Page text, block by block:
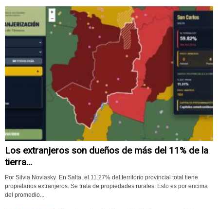
Los extranjeros son dueños de más del 11% de la
tierra...
Por Silvia Noviasky En Salta, el 11.27% del territorio provincial total tiene
propietarios extranjeros. Se trata de propiedades rurales. Esto es por encima
del promedio...